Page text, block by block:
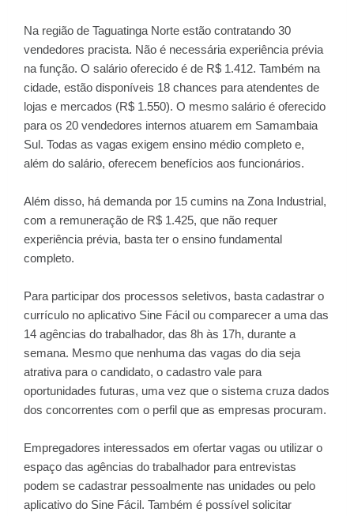
Na região de Taguatinga Norte estão contratando 30
vendedores pracista. Não é necessária experiência prévia
na função. O salário oferecido é de R$ 1.412. Também na
cidade, estão disponíveis 18 chances para atendentes de
lojas e mercados (R$ 1.550). O mesmo salário é oferecido
para os 20 vendedores internos atuarem em Samambaia
Sul. Todas as vagas exigem ensino médio completo e,
além do salário, oferecem benefícios aos funcionários.
Além disso, há demanda por 15 cumins na Zona Industrial,
com a remuneração de R$ 1.425, que não requer
experiência prévia, basta ter o ensino fundamental
completo.
Para participar dos processos seletivos, basta cadastrar o
currículo no aplicativo Sine Fácil ou comparecer a uma das
14 agências do trabalhador, das 8h às 17h, durante a
semana. Mesmo que nenhuma das vagas do dia seja
atrativa para o candidato, o cadastro vale para
oportunidades futuras, uma vez que o sistema cruza dados
dos concorrentes com o perfil que as empresas procuram.
Empregadores interessados em ofertar vagas ou utilizar o
espaço das agências do trabalhador para entrevistas
podem se cadastrar pessoalmente nas unidades ou pelo
aplicativo do Sine Fácil. Também é possível solicitar